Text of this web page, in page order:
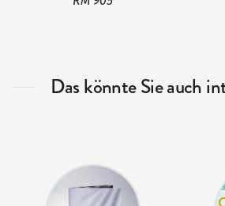
Das könnte Sie auch